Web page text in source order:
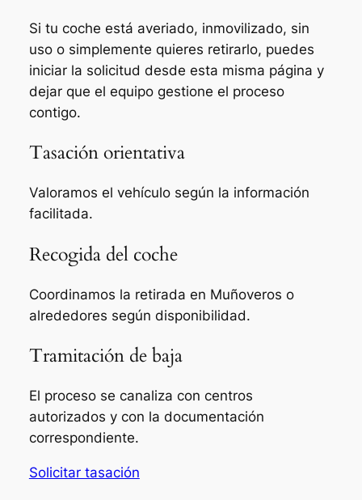
Si tu coche está averiado, inmovilizado, sin
uso o simplemente quieres retirarlo, puedes
iniciar la solicitud desde esta misma página y
dejar que el equipo gestione el proceso
contigo.
Tasación orientativa
Valoramos el vehículo según la información
facilitada.
Recogida del coche
Coordinamos la retirada en Muñoveros o
alrededores según disponibilidad.
Tramitación de baja
El proceso se canaliza con centros
autorizados y con la documentación
correspondiente.
Solicitar tasación